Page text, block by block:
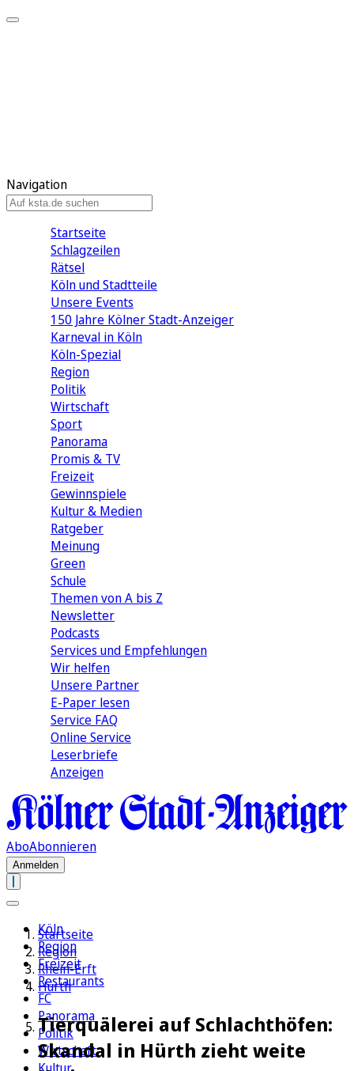
Navigation
Startseite
Schlagzeilen
Rätsel
Köln und Stadtteile
Unsere Events
150 Jahre Kölner Stadt-Anzeiger
Karneval in Köln
Köln-Spezial
Region
Politik
Wirtschaft
Sport
Panorama
Promis & TV
Freizeit
Gewinnspiele
Kultur & Medien
Ratgeber
Meinung
Green
Schule
Themen von A bis Z
Newsletter
Podcasts
Services und Empfehlungen
Wir helfen
Unsere Partner
E-Paper lesen
Service FAQ
Online Service
Leserbriefe
Anzeigen
AboAbonnieren
Anmelden
Köln
Region
Freizeit
Restaurants
FC
Panorama
Politik
Wirtschaft
Startseite
Region
Rhein-Erft
Hürth
Tierquälerei auf Schlachthöfen:
Skandal in Hürth zieht weite